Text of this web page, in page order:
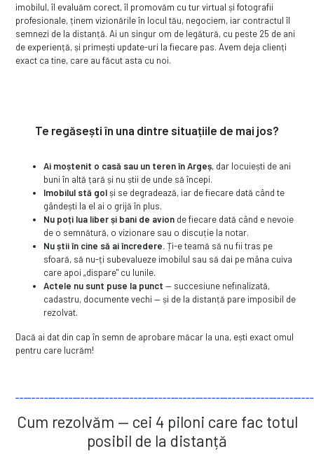
imobilul, îl evaluăm corect, îl promovăm cu tur virtual și fotografii
profesionale, ținem vizionările în locul tău, negociem, iar contractul îl
semnezi de la distanță. Ai un singur om de legătură, cu peste 25 de ani
de experiență, și primești update-uri la fiecare pas. Avem deja clienți
exact ca tine, care au făcut asta cu noi.
Te regăsești în una dintre situațiile de mai jos?
Ai moștenit o casă sau un teren în Argeș, dar locuiești de ani
buni în altă țară și nu știi de unde să începi.
Imobilul stă golși se degradează, iar de fiecare dată când te
gândești la el ai o grijă în plus.
Nu poți lua liber și bani de avion de fiecare dată când e nevoie
de o semnătură, o vizionare sau o discuție la notar.
Nu știi în cine să ai încredere. Ți-e teamă să nu fii tras pe
sfoară, să nu-ți subevalueze imobilul sau să dai pe mâna cuiva
care apoi „dispare" cu lunile.
Actele nu sunt puse la punct — succesiune nefinalizată,
cadastru, documente vechi — și de la distanță pare imposibil de
rezolvat.
Dacă ai dat din cap în semn de aprobare măcar la una, ești exact omul
pentru care lucrăm!
Cum rezolvăm — cei 4 piloni care fac totul
posibil de la distanță